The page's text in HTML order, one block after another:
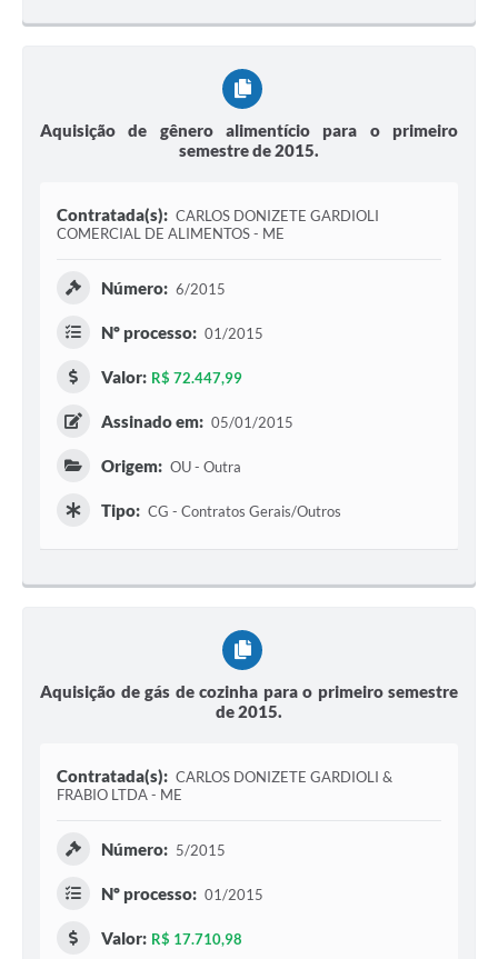
Aquisição de gênero alimentício para o primeiro
semestre de 2015.
Contratada(s): CARLOS DONIZETE GARDIOLI
COMERCIAL DE ALIMENTOS - ME
Número: 6/2015
Nº processo: 01/2015
Valor: R$ 72.447,99
Assinado em: 05/01/2015
Origem: OU - Outra
Tipo: CG - Contratos Gerais/Outros
Aquisição de gás de cozinha para o primeiro semestre
de 2015.
Contratada(s): CARLOS DONIZETE GARDIOLI &
FRABIO LTDA - ME
Número: 5/2015
Nº processo: 01/2015
Valor: R$ 17.710,98